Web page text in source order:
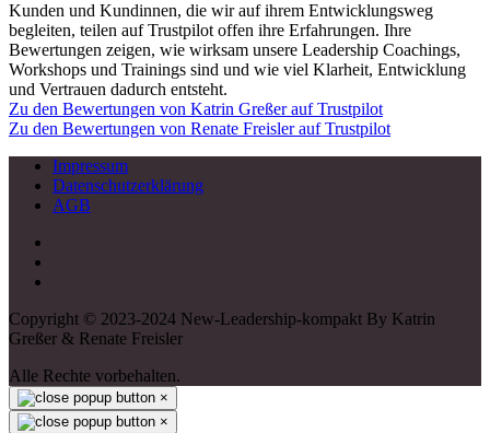
Kunden und Kundinnen, die wir auf ihrem Entwicklungsweg
begleiten, teilen auf Trustpilot offen ihre Erfahrungen. Ihre
Bewertungen zeigen, wie wirksam unsere Leadership Coachings,
Workshops und Trainings sind und wie viel Klarheit, Entwicklung
und Vertrauen dadurch entsteht.
Zu den Bewertungen von Katrin Greßer auf Trustpilot
Zu den Bewertungen von Renate Freisler auf Trustpilot
Impressum
Datenschutzerklärung
AGB
Copyright © 2023-2024 New-Leadership-kompakt By Katrin
Greßer & Renate Freisler
Alle Rechte vorbehalten.
×
×